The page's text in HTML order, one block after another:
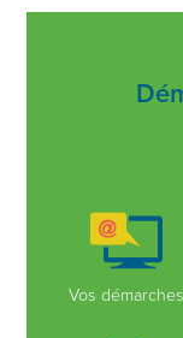
Vos démarches